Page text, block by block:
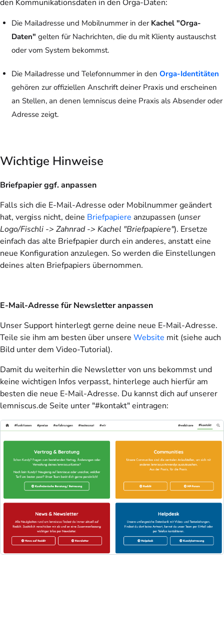
den Kommunikationsdaten in den Orga-Daten:
Die Mailadresse und Mobilnummer in der Kachel "Orga-
Daten" gelten für Nachrichten, die du mit Klienty austauschst
oder vom System bekommst.
Die Mailadresse und Telefonnummer in den Orga-Identitäten
gehören zur offiziellen Anschrift deiner Praxis und erscheinen
an Stellen, an denen lemniscus deine Praxis als Absender oder
Adresse zeigt.
Wichtige Hinweise
Briefpapier ggf. anpassen
Falls sich die E-Mail-Adresse oder Mobilnummer geändert
hat, vergiss nicht, deine Briefpapiere anzupassen (unser
Logo/Fischli -> Zahnrad -> Kachel "Briefpapiere"). Ersetze
einfach das alte Briefpapier durch ein anderes, anstatt eine
neue Konfiguration anzulegen. So werden die Einstellungen
deines alten Briefpapiers übernommen.
E-Mail-Adresse für Newsletter anpassen
Unser Support hinterlegt gerne deine neue E-Mail-Adresse.
Teile sie ihm am besten über unsere Website mit (siehe auch
Bild unter dem Video-Tutorial).
Damit du weiterhin die Newsletter von uns bekommst und
keine wichtigen Infos verpasst, hinterlege auch hierfür am
besten die neue E-Mail-Adresse. Du kannst dich auf unserer
lemniscus.de Seite unter "#kontakt" eintragen: